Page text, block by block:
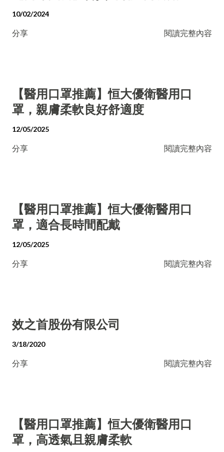
10/02/2024
分享 閱讀完整內容
【醫用口罩推薦】恒大優衛醫用口
罩，親膚柔軟良好舒適度
12/05/2025
分享 閱讀完整內容
【醫用口罩推薦】恒大優衛醫用口
罩，適合長時間配戴
12/05/2025
分享 閱讀完整內容
效之首股份有限公司
3/18/2020
分享 閱讀完整內容
【醫用口罩推薦】恒大優衛醫用口
罩，高透氣且親膚柔軟